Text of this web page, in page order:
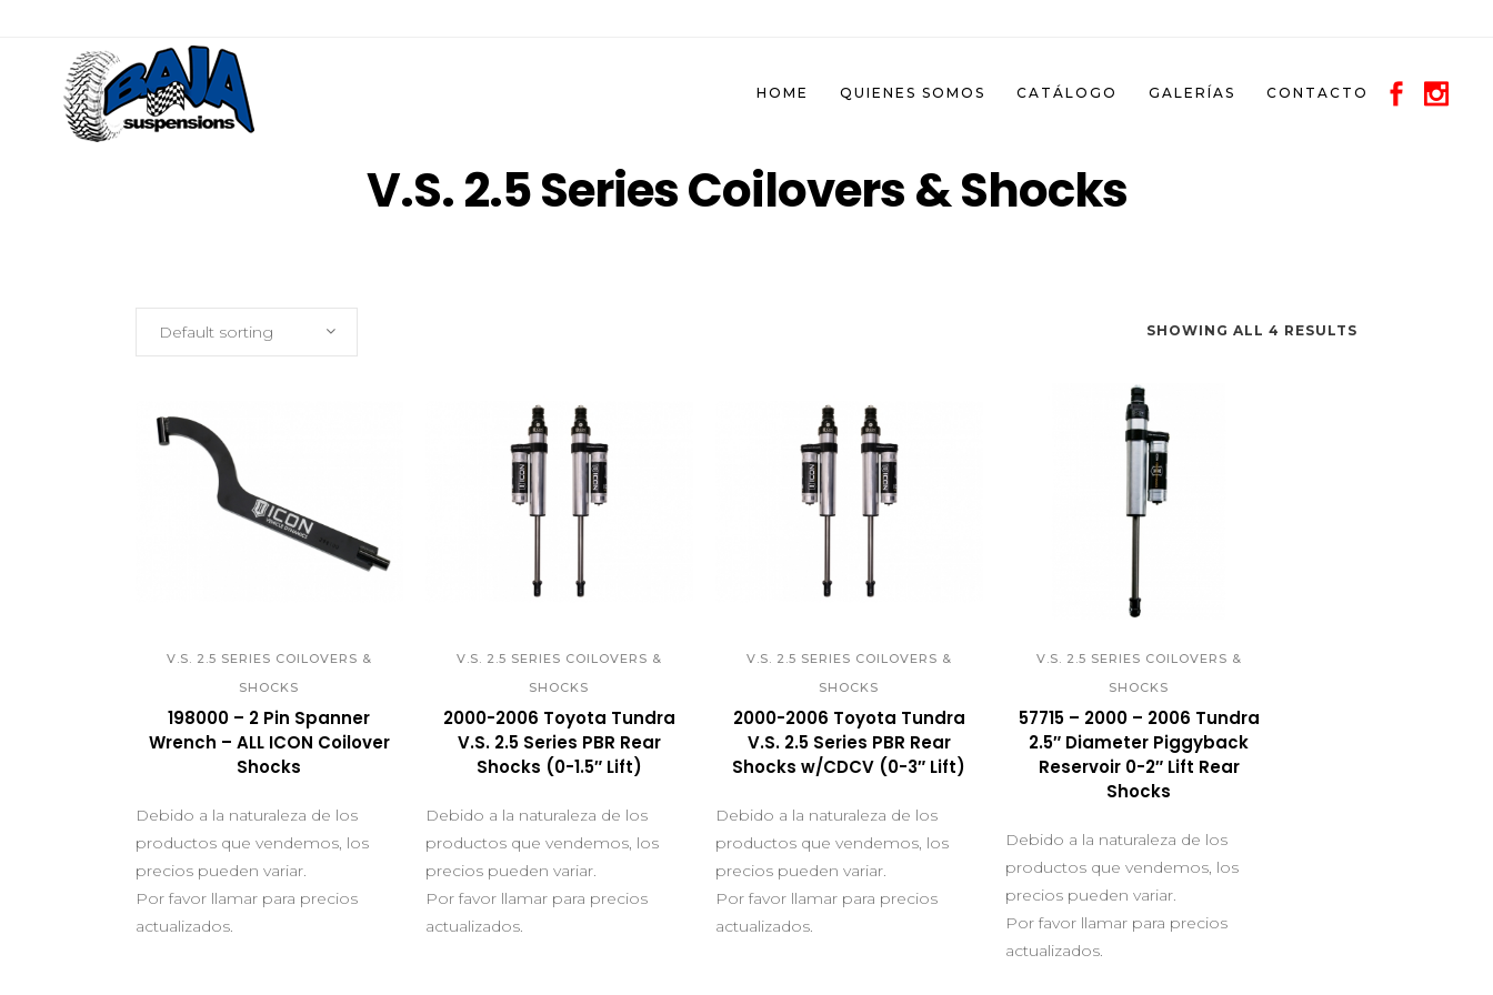
HOME QUIENES SOMOS CATÁLOGO GALERÍAS CONTACTO
V.S. 2.5 Series Coilovers & Shocks
SHOWING ALL 4 RESULTS
Default sorting
V.S. 2.5 SERIES COILOVERS &
SHOCKS
198000 – 2 Pin Spanner
Wrench – ALL ICON Coilover
Shocks
Debido a la naturaleza de los
productos que vendemos, los
precios pueden variar.
Por favor llamar para precios
actualizados.
QUICK VIEW
V.S. 2.5 SERIES COILOVERS &
SHOCKS
2000-2006 Toyota Tundra
V.S. 2.5 Series PBR Rear
Shocks (0-1.5″ Lift)
Debido a la naturaleza de los
productos que vendemos, los
precios pueden variar.
Por favor llamar para precios
actualizados.
QUICK VIEW
V.S. 2.5 SERIES COILOVERS &
SHOCKS
2000-2006 Toyota Tundra
V.S. 2.5 Series PBR Rear
Shocks w/CDCV (0-3″ Lift)
Debido a la naturaleza de los
productos que vendemos, los
precios pueden variar.
Por favor llamar para precios
actualizados.
V.S. 2.5 SERIES COILOVERS &
SHOCKS
57715 – 2000 – 2006 Tundra
2.5″ Diameter Piggyback
Reservoir 0-2″ Lift Rear
Shocks
Debido a la naturaleza de los
productos que vendemos, los
precios pueden variar.
Por favor llamar para precios
actualizados.